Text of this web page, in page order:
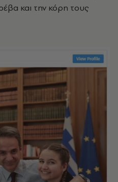
και την κόρη τους